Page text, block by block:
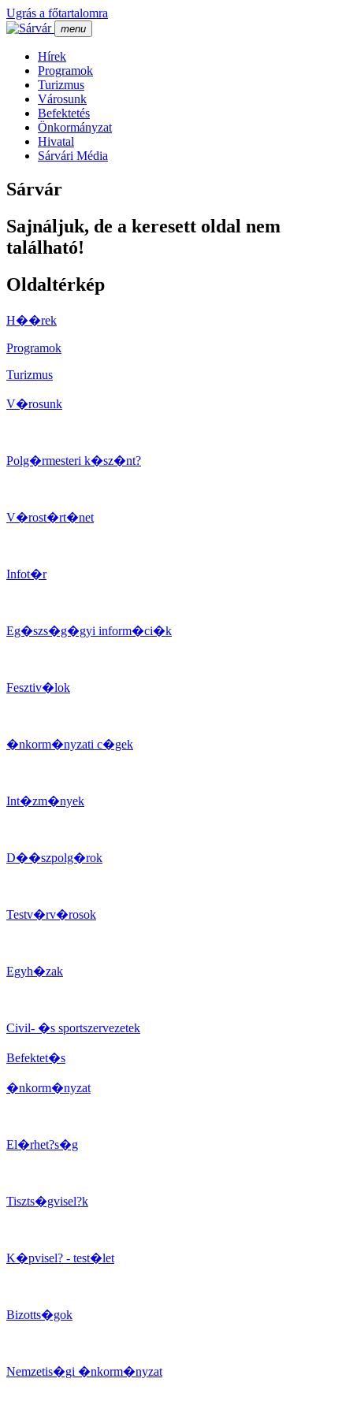
Ugrás a főtartalomra
menu
Hí­rek
Programok
Turizmus
Városunk
Befektetés
Önkormányzat
Hivatal
Sárvári Média
Sárvár
Sajnáljuk, de a keresett oldal nem
található!
Oldaltérkép
H��rek
Programok
Turizmus
V�rosunk
Polg�rmesteri k�sz�nt?
V�rost�rt�net
Infot�r
Eg�szs�g�gyi inform�ci�k
Fesztiv�lok
�nkorm�nyzati c�gek
Int�zm�nyek
D��szpolg�rok
Testv�rv�rosok
Egyh�zak
Civil- �s sportszervezetek
Befektet�s
�nkorm�nyzat
El�rhet?s�g
Tiszts�gvisel?k
K�pvisel? - test�let
Bizotts�gok
Nemzetis�gi �nkorm�nyzat